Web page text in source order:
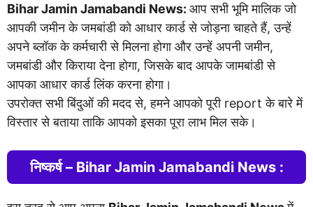
Bihar Jamin Jamabandi News: आप सभी भूमि मालिक जो
आपकी जमीन के जमबांडी को आधार कार्ड से जोड़ना चाहते हैं, उन्हें
अपने ब्लॉक के कर्मचारी से मिलना होगा और उन्हें अपनी जमीन,
जमबांडी और किराया देना होगा, जिसके बाद आपके जामबांडी से
आपका आधार कार्ड लिंक करना होगा।
उपरोक्त सभी बिंदुओं की मदद से, हमने आपको पूरी report के बारे में
विस्तार से बताया ताकि आपको इसका पूरा लाभ मिल सके।
निष्कर्ष – Bihar Jamin Jamabandi News :